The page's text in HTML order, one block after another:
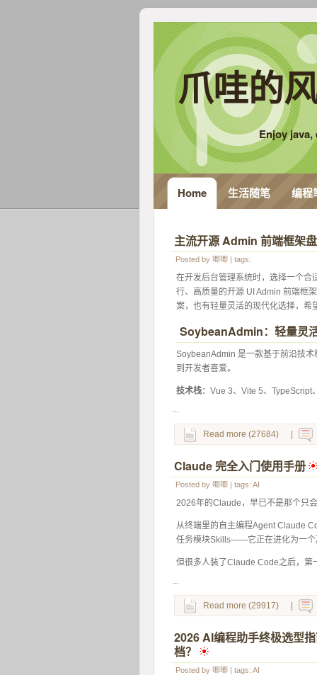
爪哇的
Enjoy
Home 生活随笔 编程
主流开源 Admin 前端框架
Posted by 唧唧 | tags:
在开发后台管理系统时，选择一个合
行、高质量的开源 UI Admin 前端框
案，也有轻量灵活的现代化选择，希
SoybeanAdmin：轻量灵
SoybeanAdmin 是一款基于前沿技
到开发者喜爱。
技术栈：Vue 3、Vite 5、
...
Read more (27684)
Claude 完全入门使用手册
Posted by 唧唧 | tags: AI
2026年的Claude，早已不是那个只
从终端里的自主编程Agent Claude
任务模块Skills——它正在进化为一个
但很多人装了Claude Code之后，第
...
Read more (29917)
2026 AI编程助手终极选型
档？
Posted by 唧唧 | tags: AI